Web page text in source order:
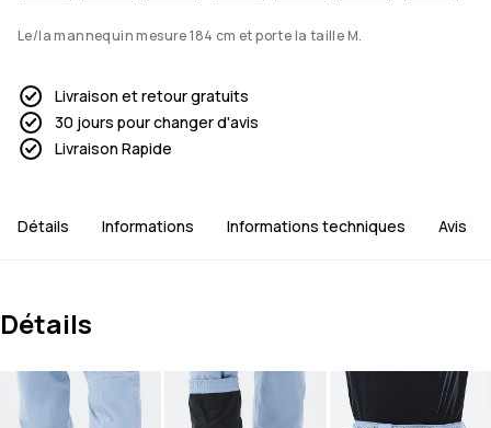
Le/la mannequin mesure 184 cm et porte la taille M.
Livraison et retour gratuits
30 jours pour changer d'avis
Livraison Rapide
Détails Informations Informations techniques Avis
Détails